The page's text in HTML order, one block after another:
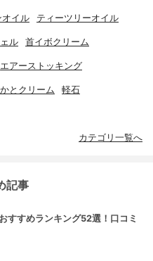
オイル ティーツリーオイル
ル 首イボクリーム
エアーストッキング
とクリーム 軽石
カテゴリ一覧へ
記事
すすめランキング52選！口コミ